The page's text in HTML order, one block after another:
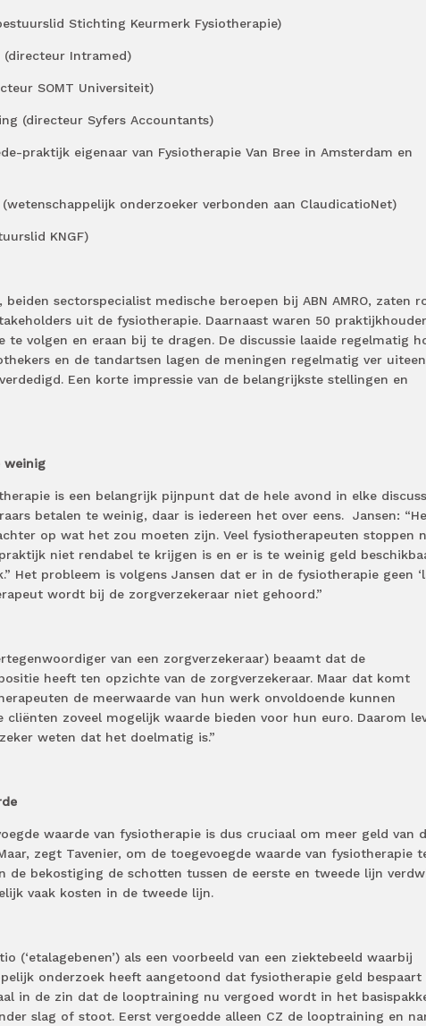
Stichting Keurmerk Fysiotherapie)
Intramed)
SOMT Universiteit)
Syfers Accountants)
eigenaar van Fysiotherapie Van Bree in Amsterdam en
onderzoeker verbonden aan ClaudicatioNet)
KNGF)
beiden sectorspecialist medische beroepen bij ABN AMRO, zaten
uit de fysiotherapie. Daarnaast waren 50
te volgen en eraan bij te dragen. De discussie laaide regelmatig
en de tandartsen lagen de meningen regelmatig ver
Een korte impressie van de belangrijkste stellingen en
weinig
is een belangrijk pijnpunt dat de hele avond in elke
betalen te weinig, daar is iedereen het over eens. Jansen:
op wat het zou moeten zijn. Veel fysiotherapeuten stoppen
niet rendabel te krijgen is en er is te weinig geld
Het probleem is volgens Jansen dat er in de fysiotherapie geen
wordt bij de zorgverzekeraar niet gehoord.”
van een zorgverzekeraar) beaamt dat de
heeft ten opzichte van de zorgverzekeraar. Maar dat komt
de meerwaarde van hun werk onvoldoende kunnen
cliënten zoveel mogelijk waarde bieden voor hun euro. Daarom
weten dat het doelmatig is.”
waarde van fysiotherapie is dus cruciaal om meer geld van
zegt Tavenier, om de toegevoegde waarde van fysiotherapie
de bekostiging de schotten tussen de eerste en tweede lijn
vaak kosten in de tweede lijn.
(‘etalagebenen’) als een voorbeeld van een ziektebeeld waarbij
onderzoek heeft aangetoond dat fysiotherapie geld bespaart
in de zin dat de looptraining nu vergoed wordt in het
slag of stoot. Eerst vergoedde alleen CZ de looptraining en